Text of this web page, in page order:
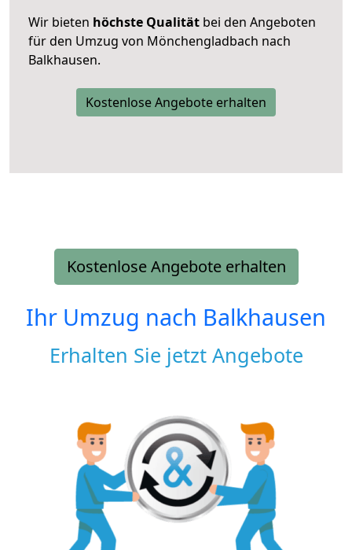
Wir bieten höchste Qualität bei den Angeboten
für den Umzug von Mönchengladbach nach
Balkhausen.
Kostenlose Angebote erhalten
Kostenlose Angebote erhalten
Ihr Umzug nach Balkhausen
Erhalten Sie jetzt Angebote